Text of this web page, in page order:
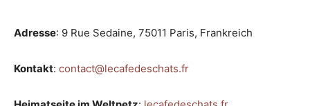
Adresse: 9 Rue Sedaine, 75011 Paris, Frankreich
Kontakt: contact@lecafedeschats.fr